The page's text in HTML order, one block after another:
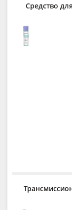
Средство